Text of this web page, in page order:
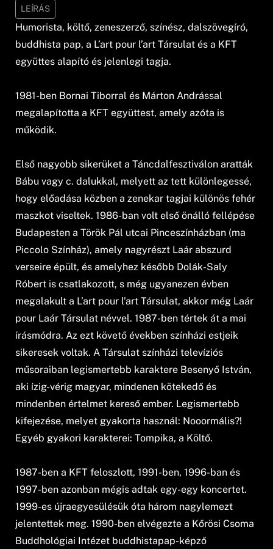
LEÍRÁS
Humorista, költő, zeneszerző, színész, dalszövegíró,
buddhista pap, a L’art pour l’art Társulat és a KFT
együttes alapító és jelenlegi tagja.
1981-ben Bornai Tiborral és Márton Andrással
megalapította a KFT együttest, amely azóta is
működik.
Első nagyobb sikerüket a Táncdalfesztiválon aratták
Bábu vagy c. dalukkal, melyett az tett különlegessé,
hogy előadása közben a zenekar tagjai különös fehér
maszkot viseltek. 1986-ban volt első önálló fellépése
Budapesten a Török Pál utcai Pinceszínházban (ma
Piccolo Színház), amely nagyrészt Laár abszurd
verseire épült, és amelyhez később Dolák-Saly
Róbert is csatlakozott, s még ugyanezen évben
megalakult a L’art pour l’art Társulat, akkor még Laár
pour Laár Társulat névvel. 1987-ben tértek át a mai
írásmódra. Az ezt követő években színházi estjeik
sikeresek voltak. A Társulat színházi televíziós
műsoraiban legismertebb karaktere Besenyő István,
aki ízig-vérig magyar, mindenen kötekedő és
mindenben értelmet kereső ember. Legismertebb
kifejezése, melyet gyakorta használ: Nooormális?!
Egyéb gyakori karakterei: Tompika, a Költő.
1987-ben a KFT feloszlott, 1991-ben, 1996-ban és
1997-ben azonban mégis adtak egy-egy koncertet.
1999-es újraegyesülésük óta három nagylemezt
jelentettek meg. 1990-ben elvégezte a Kőrösi Csoma
Buddhológiai Intézet buddhistapap-képző